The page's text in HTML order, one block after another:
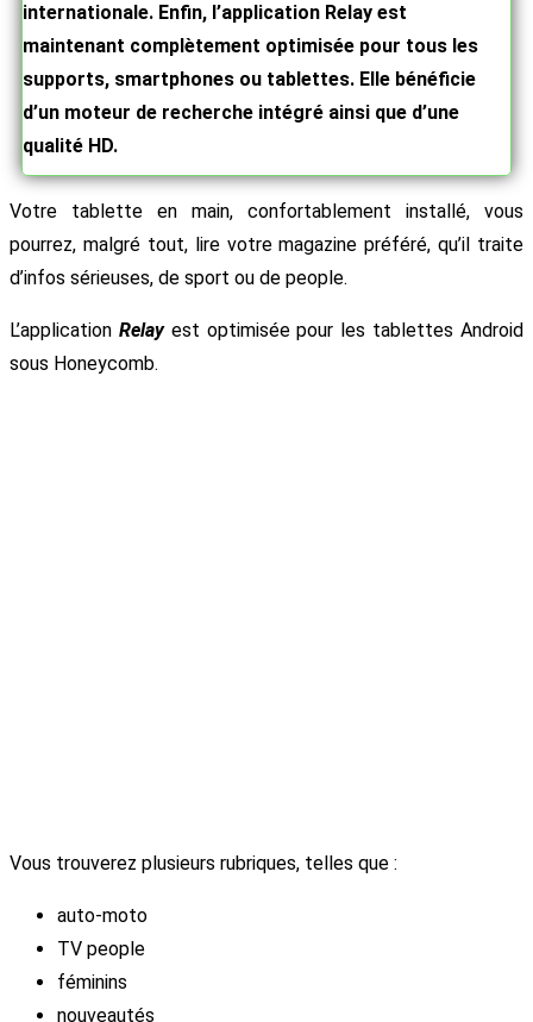
internationale. Enfin, l’application Relay est
maintenant complètement optimisée pour tous les
supports, smartphones ou tablettes. Elle bénéficie
d’un moteur de recherche intégré ainsi que d’une
qualité HD.
Votre tablette en main, confortablement installé, vous
pourrez, malgré tout, lire votre magazine préféré, qu’il traite
d’infos sérieuses, de sport ou de people.
L’application Relayest optimisée pour les tablettes Android
sous Honeycomb.
Vous trouverez plusieurs rubriques, telles que :
auto-moto
TV people
féminins
nouveautés